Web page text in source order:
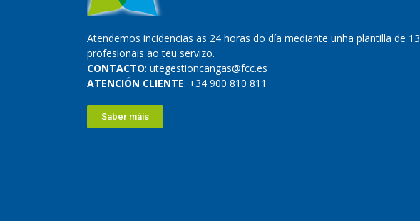
Atendemos incidencias as 24 horas do día mediante unha plantilla de 13
profesionais ao teu servizo.
CONTACTO: utegestioncangas@fcc.es
ATENCIÓN CLIENTE: +34 900 810 811
Saber máis